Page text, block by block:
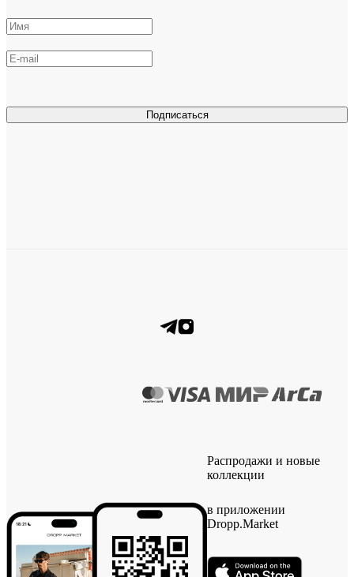
Подписаться
Распродажи и новые
коллекции
в приложении
Dropp.Market